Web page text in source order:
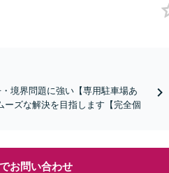
境界問題に強い【専用駐車場あ
ズな解決を目指します【完全個
お問い合わせ